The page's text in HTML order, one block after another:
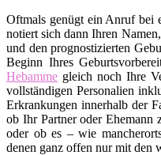
Oftmals genügt ein Anruf bei
notiert sich dann Ihren
und den prognostizierten
Beginn Ihres
Hebamme gleich noch Ihre
vollständigen Personalien
Erkrankungen innerhalb der
ob Ihr Partner oder Ehemann
oder ob es – wie
denen ganz offen nur mit den